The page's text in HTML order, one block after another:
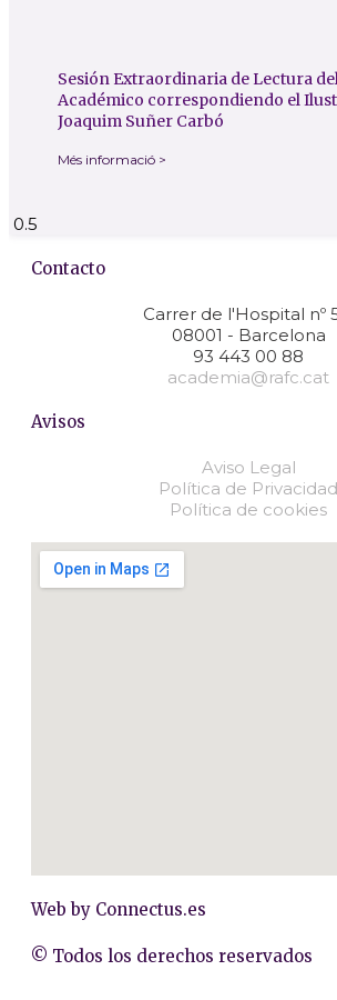
Sesión Extraordinaria de Lectura
Académico correspondiendo el
Joaquim Suñer Carbó
Més informació >
Contacto
Carrer de l'Hospital nº
08001 - Barcelona
93 443 00 88
academia@rafc.cat
Avisos
Aviso Legal
Política de Privacidad
Política de cookies
Web by Connectus.es
© Todos los derechos reservados